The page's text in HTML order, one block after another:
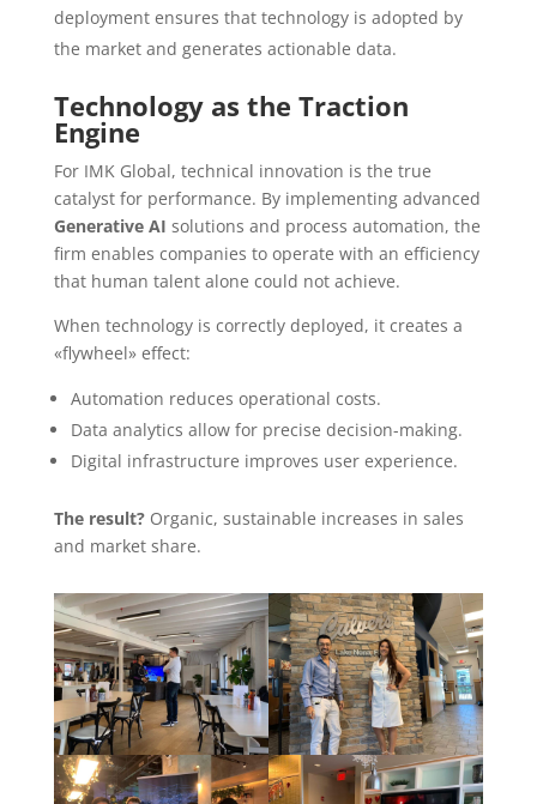
deployment ensures that technology is adopted by
the market and generates actionable data.
Technology as the Traction
Engine
For IMK Global, technical innovation is the true
catalyst for performance. By implementing advanced
Generative AI solutions and process automation, the
firm enables companies to operate with an efficiency
that human talent alone could not achieve.
When technology is correctly deployed, it creates a
«flywheel» effect:
Automation reduces operational costs.
Data analytics allow for precise decision-making.
Digital infrastructure improves user experience.
The result?Organic, sustainable increases in sales
and market share.